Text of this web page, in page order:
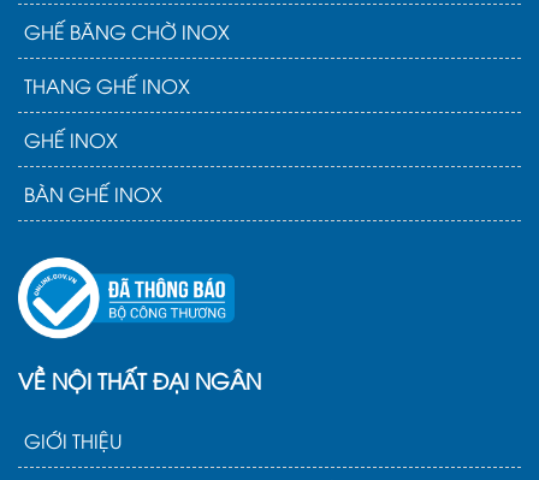
GHẾ BĂNG CHỜ INOX
THANG GHẾ INOX
GHẾ INOX
BÀN GHẾ INOX
VỀ NỘI THẤT ĐẠI NGÂN
GIỚI THIỆU